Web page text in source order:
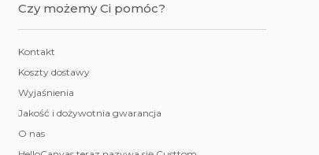
Czy możemy Ci pomóc?
Kontakt
Koszty dostawy
Wyjaśnienia
Jakość i dożywotnia gwarancja
O nas